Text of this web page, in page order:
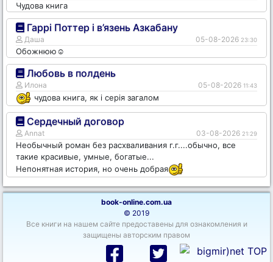
Чудова книга
Гаррі Поттер і в’язень Азкабану
Даша 05-08-2026 23:30
Обожнюю☺️
Любовь в полдень
Илона 05-08-2026 11:43
чудова книга, як і серія загалом
Сердечный договор
Annat 03-08-2026 21:29
Необычный роман без расхваливания г.г....обычно, все
такие красивые, умные, богатые...
Непонятная история, но очень добрая
book-online.com.ua
© 2019
Все книги на нашем сайте предоставены для ознакомления и
защищены авторским правом